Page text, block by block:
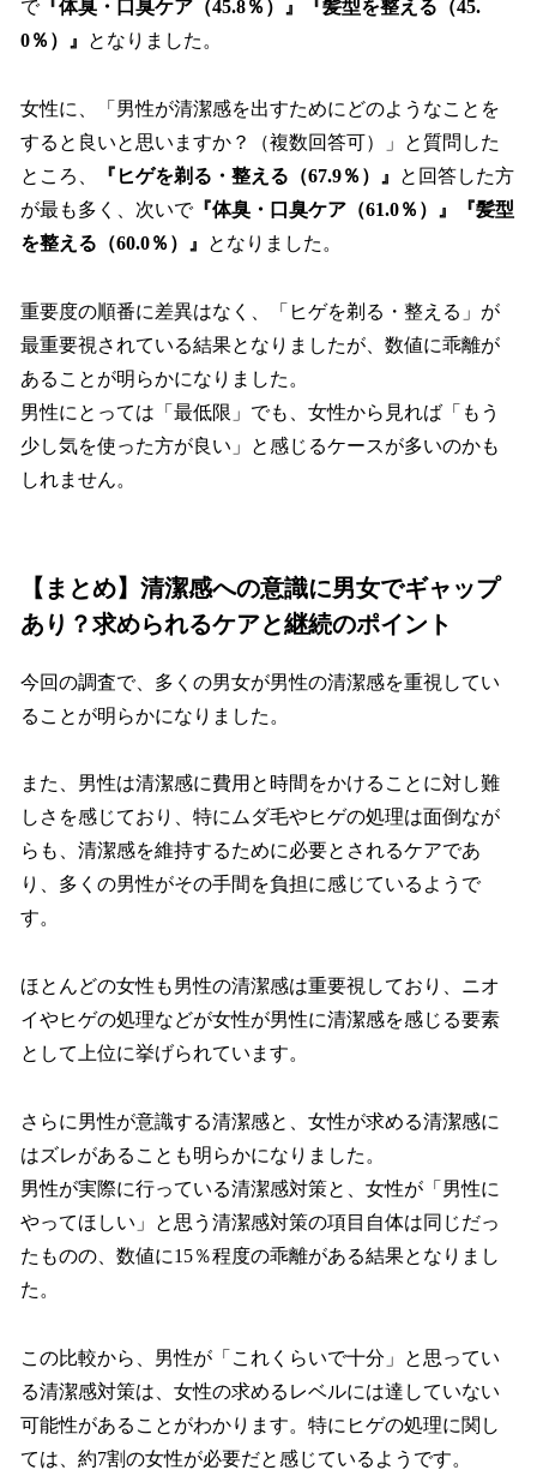
で『体臭・口臭ケア（45.8％）』『髪型を整える（45.
0％）』
となりました。
女性に、「男性が清潔感を出すためにどのようなことを
すると良いと思いますか？（複数回答可）」と質問した
ところ、
『ヒゲを剃る・整える（67.9％）』
と回答した方
が最も多く、次いで『体臭・口臭ケア（61.0％）』『髪型
を整える（60.0％）』
となりました。
重要度の順番に差異はなく、「ヒゲを剃る・整える」が
最重要視されている結果となりましたが、数値に乖離が
あることが明らかになりました。
男性にとっては「最低限」でも、女性から見れば「もう
少し気を使った方が良い」と感じるケースが多いのかも
しれません。
【まとめ】清潔感への意識に男女でギャップ
あり？求められるケアと継続のポイント
今回の調査で、多くの男女が男性の清潔感を重視してい
ることが明らかになりました。
また、男性は清潔感に費用と時間をかけることに対し難
しさを感じており、特にムダ毛やヒゲの処理は面倒なが
らも、清潔感を維持するために必要とされるケアであ
り、多くの男性がその手間を負担に感じているようで
す。
ほとんどの女性も男性の清潔感は重要視しており、ニオ
イやヒゲの処理などが女性が男性に清潔感を感じる要素
として上位に挙げられています。
さらに男性が意識する清潔感と、女性が求める清潔感に
はズレがあることも明らかになりました。
男性が実際に行っている清潔感対策と、女性が「男性に
やってほしい」と思う清潔感対策の項目自体は同じだっ
たものの、数値に15％程度の乖離がある結果となりまし
た。
この比較から、男性が「これくらいで十分」と思ってい
る清潔感対策は、女性の求めるレベルには達していない
可能性があることがわかります。特にヒゲの処理に関し
ては、約7割の女性が必要だと感じているようです。